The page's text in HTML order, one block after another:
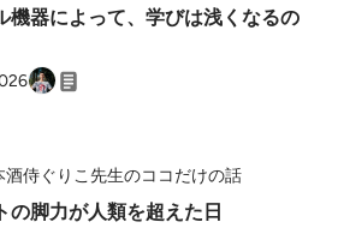
機器によって、学びは浅くなるの
酒侍ぐりこ先生のココだけの話
の脚力が人類を超えた日